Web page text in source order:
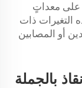
على معداتٍ
التغيرات ذات
أو المصابين
بالجملة